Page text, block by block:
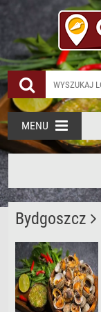
MENU
Bydgoszcz